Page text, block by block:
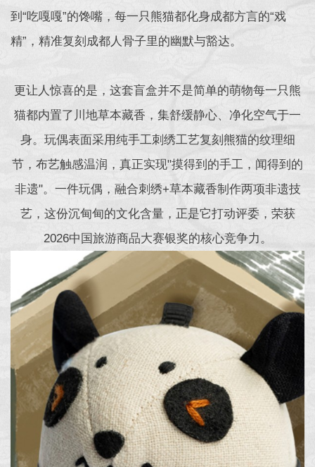
到“吃嘎嘎”的馋嘴，每一只熊猫都化身成都方言的“戏
精”，精准复刻成都人骨子里的幽默与豁达。
更让人惊喜的是，这套盲盒并不是简单的萌物每一只熊
猫都内置了川地草本藏香，集舒缓静心、净化空气于一
身。玩偶表面采用纯手工刺绣工艺复刻熊猫的纹理细
节，布艺触感温润，真正实现"摸得到的手工，闻得到的
非遗"。一件玩偶，融合刺绣+草本藏香制作两项非遗技
艺，这份沉甸甸的文化含量，正是它打动评委，荣获
2026中国旅游商品大赛银奖的核心竞争力。